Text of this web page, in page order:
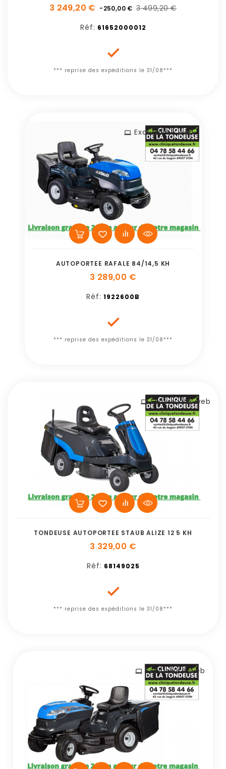
3 249,20 € -250,00 € 3 499,20 €
Réf: 61652000012

*** reprise des expéditions le 31/08***
Exclusivité web
AUTOPORTEE RAFALE 84/14,5 KH
3 289,00 €
Réf: 1922600B

*** reprise des expéditions le 31/08***
Exclusivité web
TONDEUSE AUTOPORTEE STAUB ALIZE 12 5 KH
3 329,00 €
Réf: 68149025

*** reprise des expéditions le 31/08***
Exclusivité web